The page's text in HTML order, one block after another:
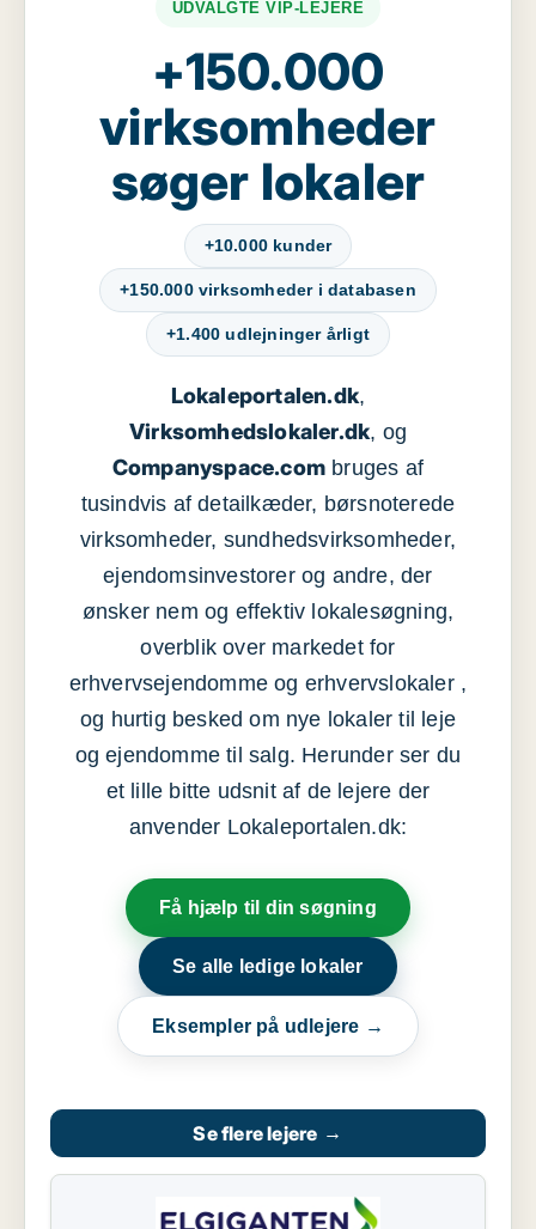
UDVALGTE VIP-LEJERE
+150.000
virksomheder
søger lokaler
+10.000 kunder
+150.000 virksomheder i databasen
+1.400 udlejninger årligt
Lokaleportalen.dk,
Virksomhedslokaler.dk, og
Companyspace.com bruges af
tusindvis af detailkæder, børsnoterede
virksomheder, sundhedsvirksomheder,
ejendomsinvestorer og andre, der
ønsker nem og effektiv lokalesøgning,
overblik over markedet for
erhvervsejendomme og erhvervslokaler ,
og hurtig besked om nye lokaler til leje
og ejendomme til salg. Herunder ser du
et lille bitte udsnit af de lejere der
anvender Lokaleportalen.dk:
Få hjælp til din søgning
Se alle ledige lokaler
Eksempler på udlejere →
Se flere lejere →